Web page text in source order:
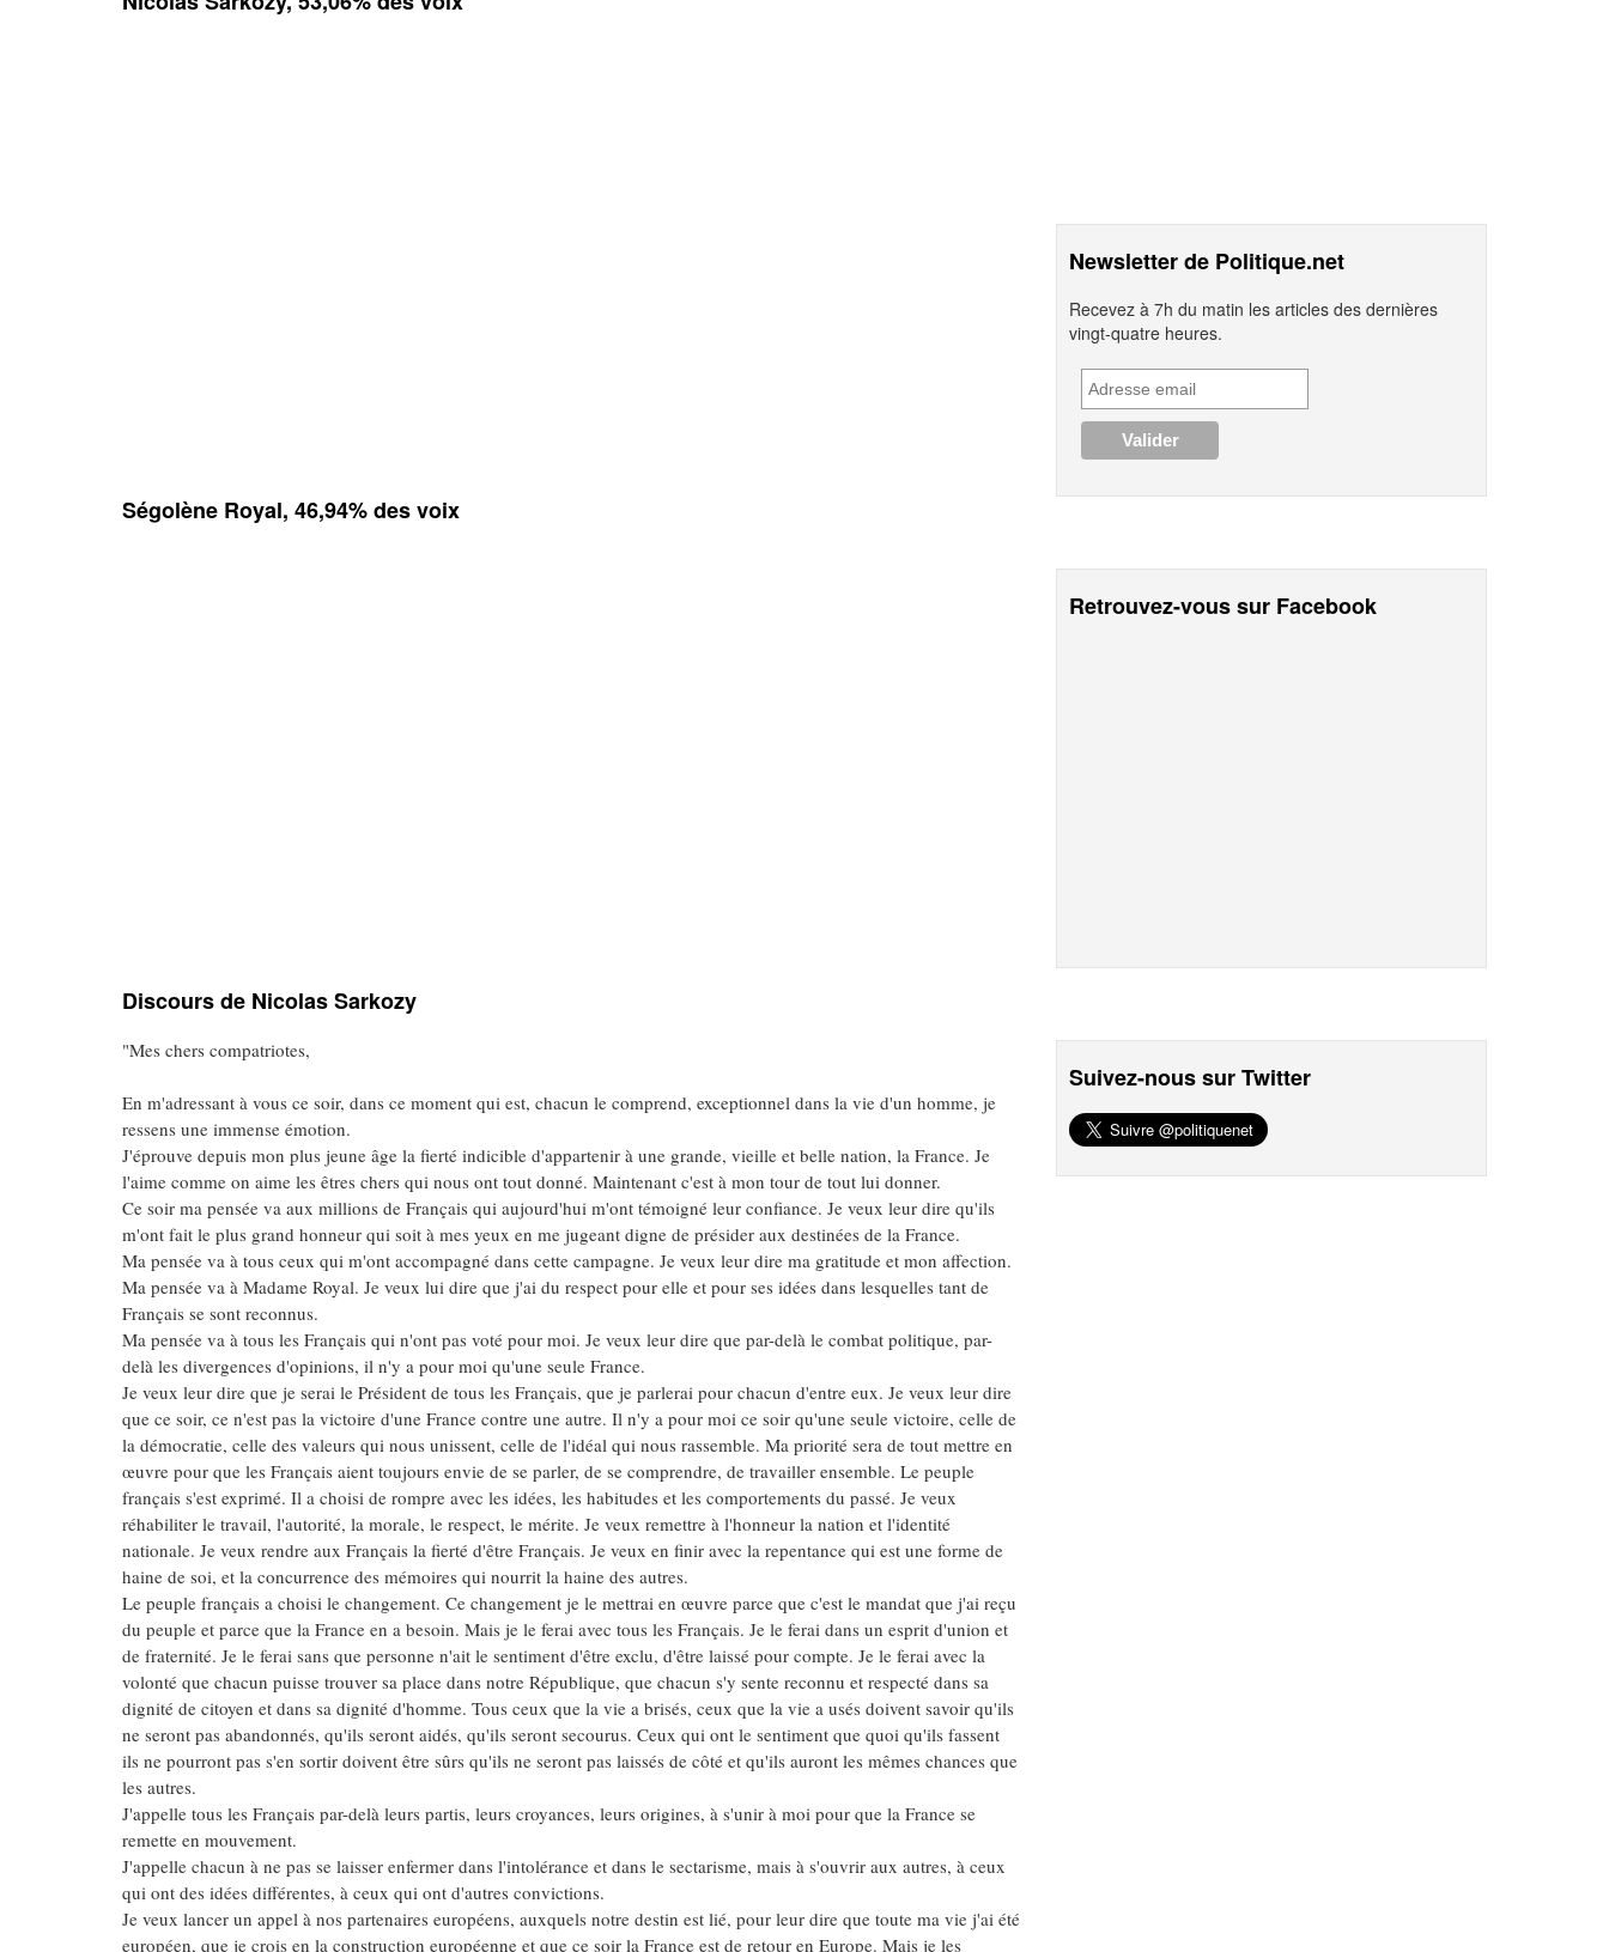
Ségolène Royal, 46,94% des voix
Discours de Nicolas Sarkozy
"Mes chers compatriotes,
En m'adressant à vous ce soir, dans ce moment qui est, chacun le comprend, exceptionnel dans la vie d'un homme, je
ressens une immense émotion.
J'éprouve depuis mon plus jeune âge la fierté indicible d'appartenir à une grande, vieille et belle nation, la France. Je
l'aime comme on aime les êtres chers qui nous ont tout donné. Maintenant c'est à mon tour de tout lui donner.
Ce soir ma pensée va aux millions de Français qui aujourd'hui m'ont témoigné leur confiance. Je veux leur dire qu'ils
m'ont fait le plus grand honneur qui soit à mes yeux en me jugeant digne de présider aux destinées de la France.
Ma pensée va à tous ceux qui m'ont accompagné dans cette campagne. Je veux leur dire ma gratitude et mon affection.
Ma pensée va à Madame Royal. Je veux lui dire que j'ai du respect pour elle et pour ses idées dans lesquelles tant de
Français se sont reconnus.
Ma pensée va à tous les Français qui n'ont pas voté pour moi. Je veux leur dire que par-delà le combat politique, par-
delà les divergences d'opinions, il n'y a pour moi qu'une seule France.
Je veux leur dire que je serai le Président de tous les Français, que je parlerai pour chacun d'entre eux. Je veux leur dire
que ce soir, ce n'est pas la victoire d'une France contre une autre. Il n'y a pour moi ce soir qu'une seule victoire, celle de
la démocratie, celle des valeurs qui nous unissent, celle de l'idéal qui nous rassemble. Ma priorité sera de tout mettre en
œuvre pour que les Français aient toujours envie de se parler, de se comprendre, de travailler ensemble. Le peuple
français s'est exprimé. Il a choisi de rompre avec les idées, les habitudes et les comportements du passé. Je veux
réhabiliter le travail, l'autorité, la morale, le respect, le mérite. Je veux remettre à l'honneur la nation et l'identité
nationale. Je veux rendre aux Français la fierté d'être Français. Je veux en finir avec la repentance qui est une forme de
haine de soi, et la concurrence des mémoires qui nourrit la haine des autres.
Le peuple français a choisi le changement. Ce changement je le mettrai en œuvre parce que c'est le mandat que j'ai reçu
du peuple et parce que la France en a besoin. Mais je le ferai avec tous les Français. Je le ferai dans un esprit d'union et
de fraternité. Je le ferai sans que personne n'ait le sentiment d'être exclu, d'être laissé pour compte. Je le ferai avec la
volonté que chacun puisse trouver sa place dans notre République, que chacun s'y sente reconnu et respecté dans sa
dignité de citoyen et dans sa dignité d'homme. Tous ceux que la vie a brisés, ceux que la vie a usés doivent savoir qu'ils
ne seront pas abandonnés, qu'ils seront aidés, qu'ils seront secourus. Ceux qui ont le sentiment que quoi qu'ils fassent
ils ne pourront pas s'en sortir doivent être sûrs qu'ils ne seront pas laissés de côté et qu'ils auront les mêmes chances que
les autres.
J'appelle tous les Français par-delà leurs partis, leurs croyances, leurs origines, à s'unir à moi pour que la France se
remette en mouvement.
J'appelle chacun à ne pas se laisser enfermer dans l'intolérance et dans le sectarisme, mais à s'ouvrir aux autres, à ceux
qui ont des idées différentes, à ceux qui ont d'autres convictions.
Je veux lancer un appel à nos partenaires européens, auxquels notre destin est lié, pour leur dire que toute ma vie j'ai été
européen, que je crois en la construction européenne et que ce soir la France est de retour en Europe. Mais je les
Newsletter de Politique.net
Recevez à 7h du matin les articles des dernières
vingt-quatre heures.
Retrouvez-vous sur Facebook
Suivez-nous sur Twitter